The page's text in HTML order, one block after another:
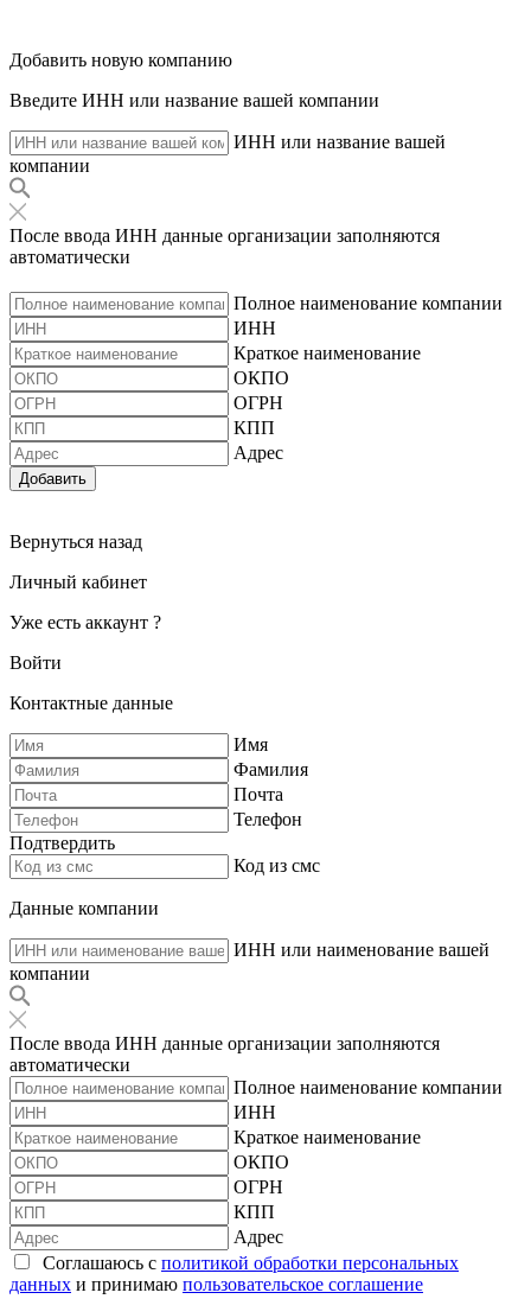
Добавить новую компанию
Введите ИНН или название вашей компании
ИНН или название вашей
компании
После ввода ИНН данные организации заполняются
автоматически
Полное наименование компании
ИНН
Краткое наименование
ОКПО
ОГРН
КПП
Адрес
Добавить
Вернуться назад
Личный кабинет
Уже есть аккаунт ?
Войти
Контактные данные
Имя
Фамилия
Почта
Телефон
Подтвердить
Код из смс
Данные компании
ИНН или наименование вашей
компании
После ввода ИНН данные организации заполняются
автоматически
Полное наименование компании
ИНН
Краткое наименование
ОКПО
ОГРН
КПП
Адрес
Соглашаюсь с политикой обработки персональных
данных и принимаю пользовательское соглашение